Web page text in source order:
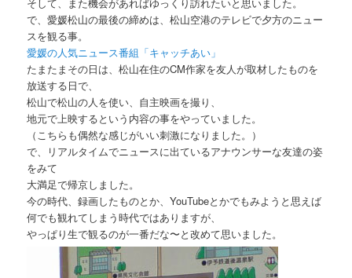
そして、また機会があればゆっくり訪れたいと思いました。
で、愛媛松山の最後の締めは、松山空港のテレビで夕方のニュー
スを観る事。
愛媛の人気ニュース番組「キャッチあい」
たまたまその日は、松山在住のCM作家を友人が取材したものを
放送する日で、
松山で松山の人を使い、自主映画を撮り、
地元で上映するという内容の事をやっていました。
（こちらも偶然な感じがいい刺激になりました。）
で、リアルタイムでニュースに出ているアナウンサーな友達の姿
をみて
大満足で帰京しました。
今の時代、録画したものとか、YouTubeとかでもみようと思えば
何でも観れてしまう時代ではありますが、
やっぱり生で観るのが一番だな〜と改めて思いました。